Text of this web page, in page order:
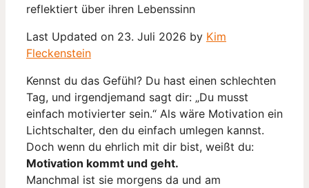
Last Updated on 23. Juli 2026 by Kim
Fleckenstein
Kennst du das Gefühl? Du hast einen schlechten
Tag, und irgendjemand sagt dir: „Du musst
einfach motivierter sein.“ Als wäre Motivation ein
Lichtschalter, den du einfach umlegen kannst.
Doch wenn du ehrlich mit dir bist, weißt du:
Motivation kommt und geht.
Manchmal ist sie morgens da und am